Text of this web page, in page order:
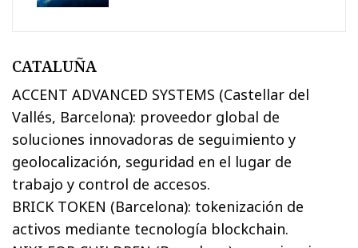
CATALUÑA
ACCENT ADVANCED SYSTEMS (Castellar del
Vallés, Barcelona): proveedor global de
soluciones innovadoras de seguimiento y
geolocalización, seguridad en el lugar de
trabajo y control de accesos.
BRICK TOKEN (Barcelona): tokenización de
activos mediante tecnología blockchain.